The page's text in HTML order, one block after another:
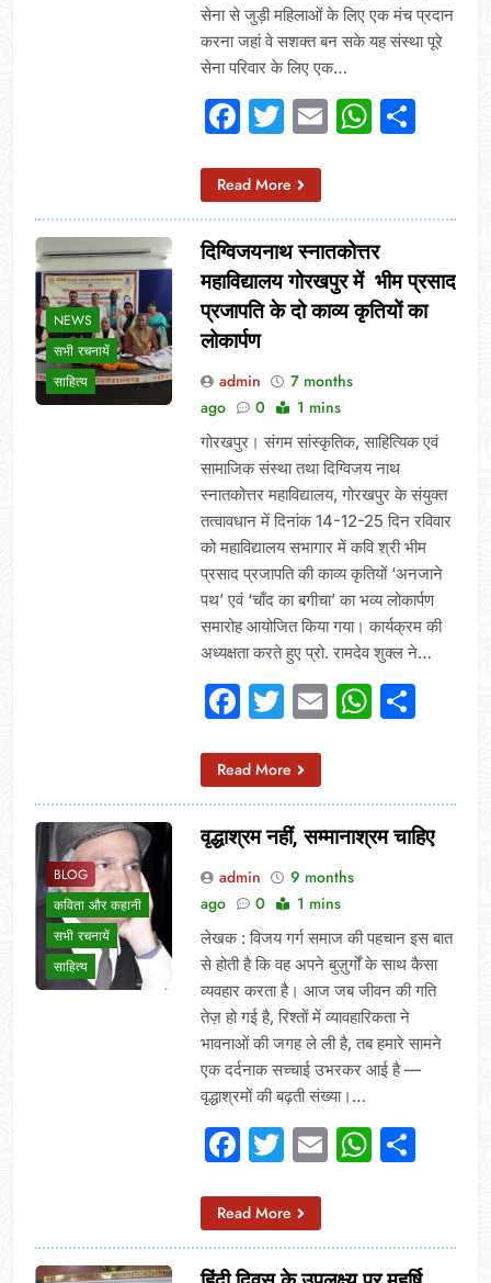
सेना से जुड़ी महिलाओं के लिए एक मंच प्रदान
करना जहां वे सशक्त बन सके यह संस्था पूरे
सेना परिवार के लिए एक…
Facebook
Twitter
Email
Read More
NEWS
सभी रचनायें
साहित्य
दिग्विजयनाथ स्नातकोत्तर
महाविद्यालय गोरखपुर में भीम प्रसाद
प्रजापति के दो काव्य कृतियों का
लोकार्पण
admin
7 months
ago
0 1 mins
गोरखपुर। संगम सांस्कृतिक, साहित्यिक एवं
सामाजिक संस्था तथा दिग्विजय नाथ
स्नातकोत्तर महाविद्यालय, गोरखपुर के संयुक्त
तत्वावधान में दिनांक 14-12-25 दिन रविवार
को महाविद्यालय सभागार में कवि श्री भीम
प्रसाद प्रजापति की काव्य कृतियों ‘अनजाने
पथ’ एवं ‘चाँद का बगीचा’ का भव्य लोकार्पण
समारोह आयोजित किया गया। कार्यक्रम की
अध्यक्षता करते हुए प्रो. रामदेव शुक्ल ने…
Facebook
Twitter
Email
Read More
BLOG
कविता और कहानी
सभी रचनायें
साहित्य
वृद्धाश्रम नहीं, सम्मानाश्रम चाहिए
admin
9 months
ago
0 1 mins
लेखक : विजय गर्ग समाज की पहचान इस बात
से होती है कि वह अपने बुज़ुर्गों के साथ कैसा
व्यवहार करता है। आज जब जीवन की गति
तेज़ हो गई है, रिश्तों में व्यावहारिकता ने
भावनाओं की जगह ले ली है, तब हमारे सामने
एक दर्दनाक सच्चाई उभरकर आई है —
वृद्धाश्रमों की बढ़ती संख्या।…
Facebook
Twitter
Email
Read More